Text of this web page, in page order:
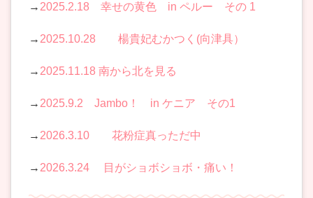
→ 2025.2.18 幸せの黄色 in ペルー その 1
→ 2025.10.28 楊貴妃むかつく(向津具）
→ 2025.11.18 南から北を見る
→ 2025.9.2 Jambo！ in ケニア その1
→ 2026.3.10 花粉症真っただ中
→ 2026.3.24 目がショボショボ・痛い！